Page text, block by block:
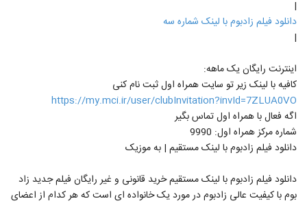
|
دانلود فیلم زادبوم با لینک شماره سه
|
اینترنت رایگان یک ماهه:
کافیه با لینک زیر تو سایت همراه اول ثبت نام کنی
https://my.mci.ir/user/clubInvitation?invId=7ZLUA0VO
اگه فعال با همراه اول تماس بگیر
شماره مرکز همراه اول: 9990
دانلود فیلم زادبوم با لینک مستقیم | به موزیک
دانلود فیلم زادبوم با لینک مستقیم خرید قانونی و غیر رایگان فیلم جدید زاد
بوم با کیفیت عالی زادبوم در مورد یک خانواده ای است که هر کدام از اعضای